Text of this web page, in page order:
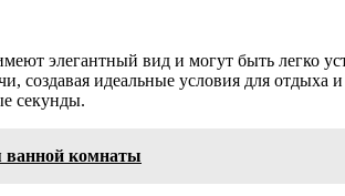
элегантный вид и могут быть легко
идеальные условия для отдыха
секунды.
ванной комнаты